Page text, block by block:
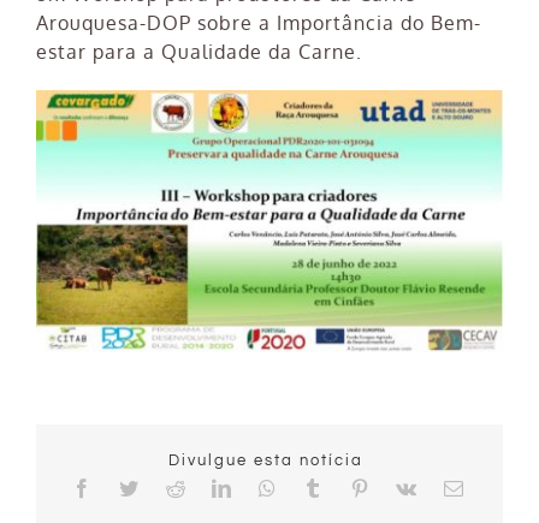
Arouquesa-DOP sobre a Importância do Bem-
estar para a Qualidade da Carne.
Divulgue esta notícia